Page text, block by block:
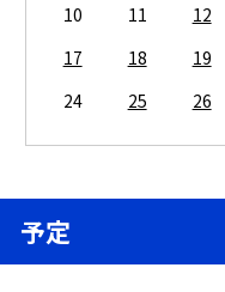
10
11 12
17
18 19
24
25 26
予定